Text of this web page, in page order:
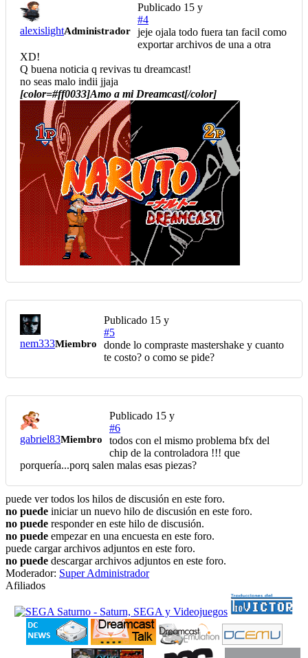
alexislightAdministrador
Publicado 15 y
#4
jeje ojala todo fuera tan facil como
exportar archivos de una a otra
XD!
Q buena noticia q revivas tu dreamcast!
no seas malo indii jjaja
[color=#ff0033]Amo a mi Dreamcast[/color]
nem333Miembro
Publicado 15 y
#5
donde lo compraste mastershake y cuanto
te costo? o como se pide?
gabriel83Miembro
Publicado 15 y
#6
todos con el mismo problema bfx del
chip de la controladora !!! que
porquería...porq salen malas esas piezas?
puede ver todos los hilos de discusión en este foro.
no puede iniciar un nuevo hilo de discusión en este foro.
no puede responder en este hilo de discusión.
no puede empezar en una encuesta en este foro.
puede cargar archivos adjuntos en este foro.
no puede descargar archivos adjuntos en este foro.
Moderador: Super Administrador
Afiliados